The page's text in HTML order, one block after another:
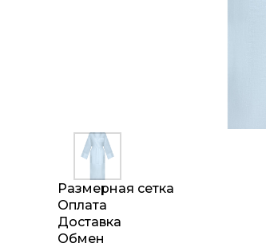
Размерная сетка
Оплата
Доставка
Обмен